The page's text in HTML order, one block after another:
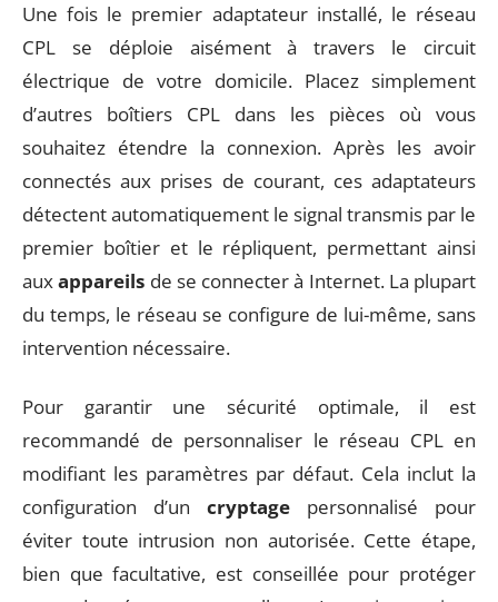
Une fois le premier adaptateur installé, le réseau
CPL se déploie aisément à travers le circuit
électrique de votre domicile. Placez simplement
d’autres boîtiers CPL dans les pièces où vous
souhaitez étendre la connexion. Après les avoir
connectés aux prises de courant, ces adaptateurs
détectent automatiquement le signal transmis par le
premier boîtier et le répliquent, permettant ainsi
auxappareils de se connecter à Internet. La plupart
du temps, le réseau se configure de lui-même, sans
intervention nécessaire.
Pour garantir une sécurité optimale, il est
recommandé de personnaliser le réseau CPL en
modifiant les paramètres par défaut. Cela inclut la
configuration d’un cryptage personnalisé pour
éviter toute intrusion non autorisée. Cette étape,
bien que facultative, est conseillée pour protéger